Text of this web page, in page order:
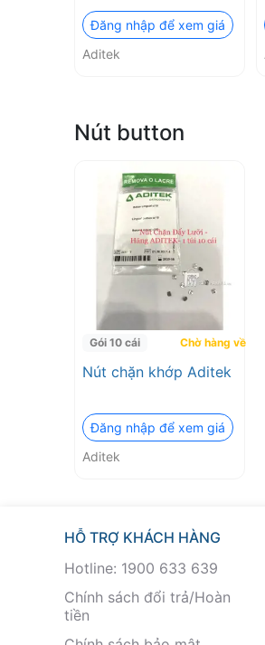
Aditek
Đăng nhập để xem giá
Aditek
Nút button
Gói 10 cái Chờ hàng về
Nút chặn khớp Aditek
Đăng nhập để xem giá
Aditek
HỖ TRỢ KHÁCH HÀNG
Hotline: 1900 633 639
Chính sách đổi trả/Hoàn
tiền